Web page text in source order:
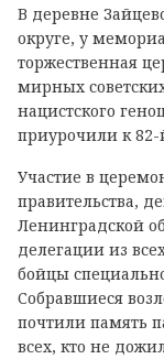
В деревне
округе, у
торжественная
мирных
нацистского
приурочили к
Участие в
правительства,
Ленинградской
делегации из
бойцы
Собравшиеся
почтили память
всех, кто не